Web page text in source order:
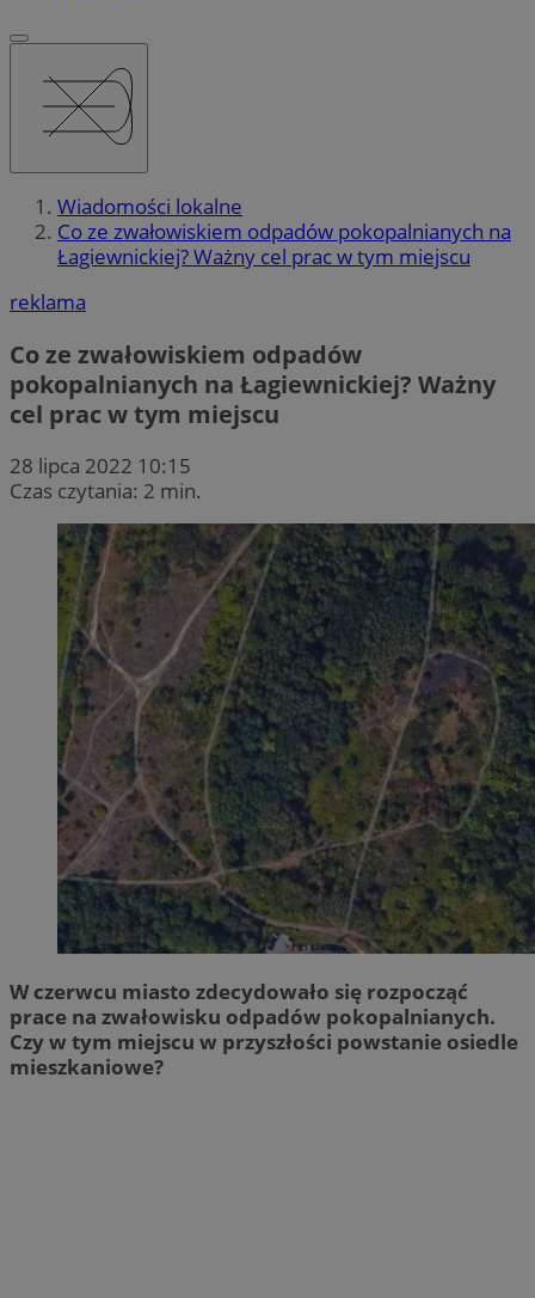
Wiadomości lokalne
Co ze zwałowiskiem odpadów pokopalnianych na
Łagiewnickiej? Ważny cel prac w tym miejscu
reklama
Co ze zwałowiskiem odpadów
pokopalnianych na Łagiewnickiej? Ważny
cel prac w tym miejscu
28 lipca 2022 10:15
Czas czytania: 2 min.
W czerwcu miasto zdecydowało się rozpocząć
prace na zwałowisku odpadów pokopalnianych.
Czy w tym miejscu w przyszłości powstanie osiedle
mieszkaniowe?